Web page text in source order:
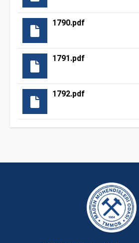
1790.pdf
1791.pdf
1792.pdf